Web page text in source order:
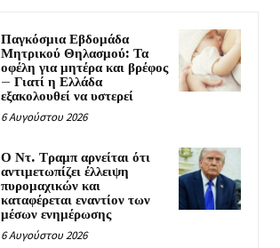
Παγκόσμια Εβδομάδα
Μητρικού Θηλασμού: Τα
οφέλη για μητέρα και βρέφος
– Γιατί η Ελλάδα
εξακολουθεί να υστερεί
6 Αυγούστου 2026
Ο Ντ. Τραμπ αρνείται ότι
αντιμετωπίζει έλλειψη
πυρομαχικών και
καταφέρεται εναντίον των
μέσων ενημέρωσης
6 Αυγούστου 2026